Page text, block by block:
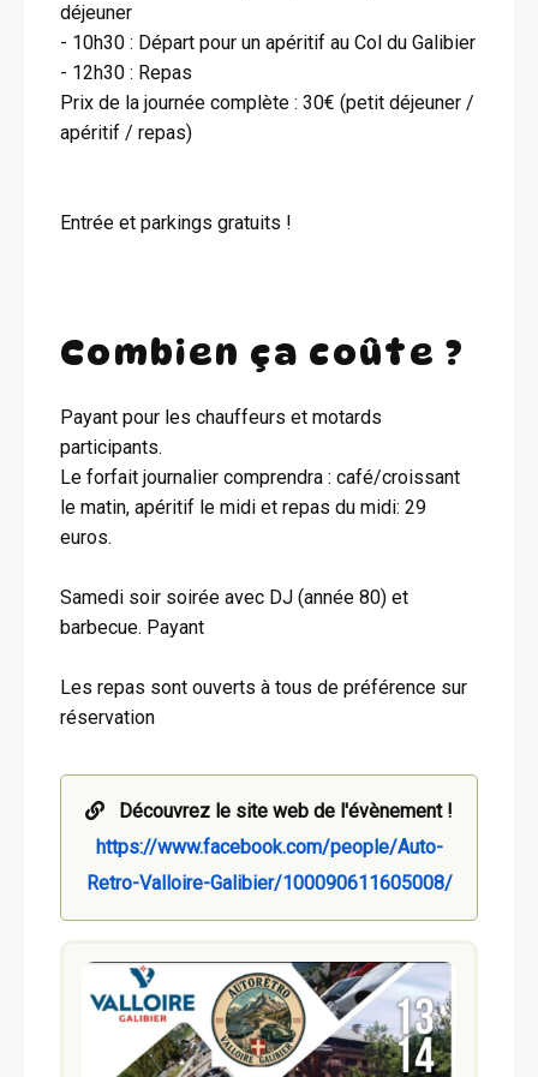
déjeuner
- 10h30 : Départ pour un apéritif au Col du Galibier
- 12h30 : Repas
Prix de la journée complète : 30€ (petit déjeuner /
apéritif / repas)
Entrée et parkings gratuits !
Combien ça coûte ?
Payant pour les chauffeurs et motards
participants.
Le forfait journalier comprendra : café/croissant
le matin, apéritif le midi et repas du midi: 29
euros.
Samedi soir soirée avec DJ (année 80) et
barbecue. Payant
Les repas sont ouverts à tous de préférence sur
réservation
Découvrez le site web de l'évènement !
https://www.facebook.com/people/Auto-
Retro-Valloire-Galibier/100090611605008/